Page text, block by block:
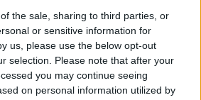
the sale, sharing to third parties, or
or sensitive information for
us, please use the below opt-out
selection. Please note that after your
you may continue seeing
on personal information utilized by
que tienes control total sobre
bajo Windows 10/11 deseas usar,
transmisión de tus datos va
una interfaz muy sencilla,
10/Windows 11 debe respetar tu